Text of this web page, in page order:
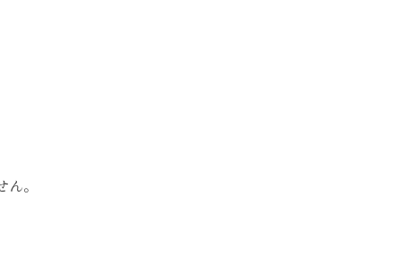
。